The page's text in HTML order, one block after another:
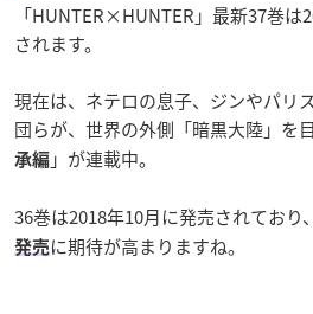
「HUNTER×HUNTER」最新37巻は
されます。
現在は、ネテロの息子、ジンやパリ
団らが、世界の外側「暗黒大陸」を
承編 」が連載中。
36巻は2018年10月に発売されており、
発売 に期待が高まりますね。